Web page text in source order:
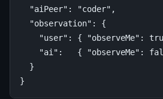
"aiPeer" : "coder" ,
"observation" :
{
"user" : { "observeMe" :
"ai" : { "observeMe" :
}
}